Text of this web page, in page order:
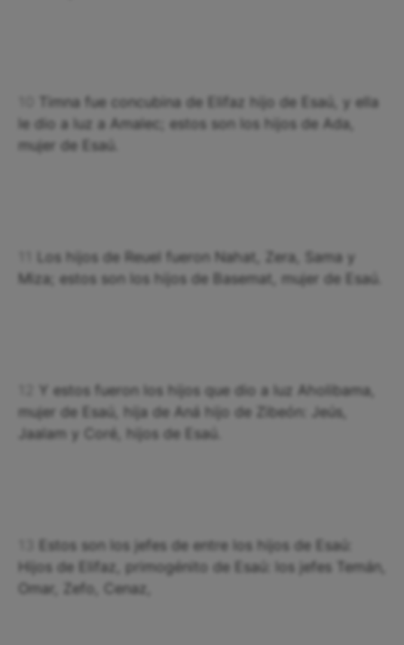
Timna fue concubina de Elifaz hijo de Esaú, y ella
le dio a luz a Amalec; estos son los hijos de Ada,
mujer de Esaú.
Los hijos de Reuel fueron Nahat, Zera, Sama y
Miza; estos son los hijos de Basemat, mujer de Esaú.
Y estos fueron los hijos que dio a luz Aholibama,
mujer de Esaú, hija de Aná hijo de Zibeón: Jeús,
Jaalam y Coré, hijos de Esaú.
Estos son los jefes de entre los hijos de Esaú:
Hijos de Elifaz, primogénito de Esaú: los jefes Temán,
Omar, Zefo, Cenaz,